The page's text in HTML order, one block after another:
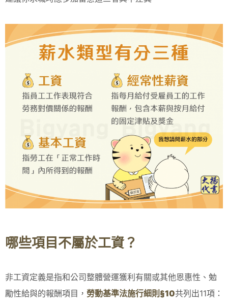
哪些項目不屬於工資？
非工資定義是指和公司整體營運獲利有關或其他恩惠性、勉
勵性給與的報酬項目， 勞動基準法施行細則§10共列出11項：